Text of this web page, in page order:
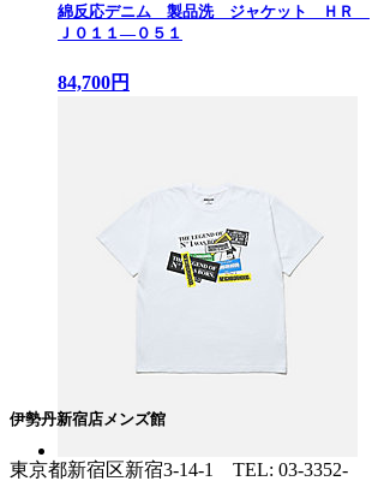
綿反応デニム 製品洗 ジャケット ＨＲ
Ｊ０１１—０５１
84,700円
伊勢丹新宿店メンズ館
東京都新宿区新宿3-14-1 TEL: 03-3352-